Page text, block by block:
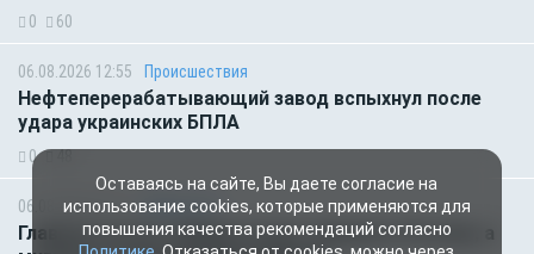
0 60
06.08.2026 12:55 Происшествия
Нефтеперерабатывающий завод вспыхнул после
удара украинских БПЛА
0 48
06.08.2026 07:11 Общество
Главное за ночь. Макрон хочет наказать Россию, а
Оставаясь на сайте, Вы даете согласие на
использование cookies, которые применяются для
повышения качества рекомендаций согласно